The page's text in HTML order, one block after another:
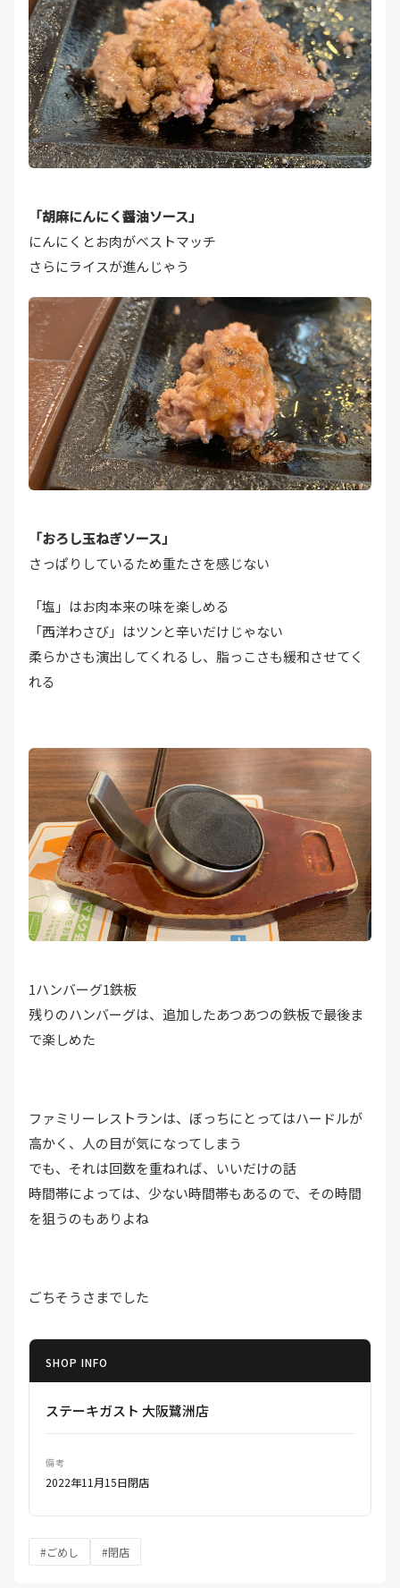
「胡麻にんにく醤油ソース」
にんにくとお肉がベストマッチ
さらにライスが進んじゃう
「おろし玉ねぎソース」
さっぱりしているため重たさを感じない
「塩」はお肉本来の味を楽しめる
「西洋わさび」はツンと辛いだけじゃない
柔らかさも演出してくれるし、脂っこさも緩和させてく
れる
1ハンバーグ1鉄板
残りのハンバーグは、追加したあつあつの鉄板で最後ま
で楽しめた
ファミリーレストランは、ぼっちにとってはハードルが
高かく、人の目が気になってしまう
でも、それは回数を重ねれば、いいだけの話
時間帯によっては、少ない時間帯もあるので、その時間
を狙うのもありよね
ごちそうさまでした
SHOP INFO
ステーキガスト 大阪鷺洲店
備考
2022年11月15日閉店
#ごめし #閉店